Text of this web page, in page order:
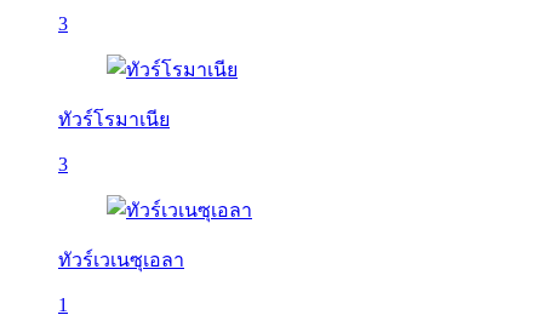
3
ทัวร์โรมาเนีย
3
ทัวร์เวเนซุเอลา
1